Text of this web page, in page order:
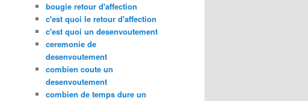
bougie retour d'affection
c'est quoi le retour d'affection
c'est quoi un desenvoutement
ceremonie de
desenvoutement
combien coute un
desenvoutement
combien de temps dure un